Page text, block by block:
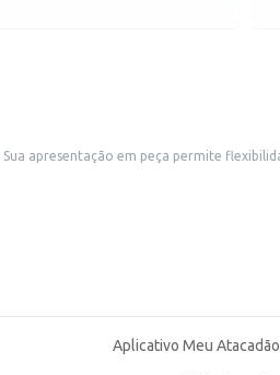
Aplicativo Meu Atacadão